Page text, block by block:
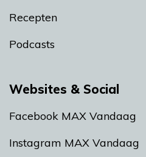
Recepten
Podcasts
Websites & Social
Facebook MAX Vandaag
Instagram MAX Vandaag